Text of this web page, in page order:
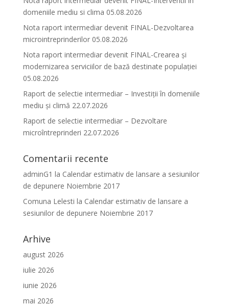
domeniile mediu si clima 05.08.2026
Nota raport intermediar devenit FINAL-Dezvoltarea
microintreprinderilor 05.08.2026
Nota raport intermediar devenit FINAL-Crearea și
modernizarea serviciilor de bază destinate populației
05.08.2026
Raport de selectie intermediar – Investiții în domeniile
mediu și climă 22.07.2026
Raport de selectie intermediar – Dezvoltare
microîntreprinderi 22.07.2026
Comentarii recente
adminG1 la Calendar estimativ de lansare a sesiunilor
de depunere Noiembrie 2017
Comuna Lelesti la Calendar estimativ de lansare a
sesiunilor de depunere Noiembrie 2017
Arhive
august 2026
iulie 2026
iunie 2026
mai 2026